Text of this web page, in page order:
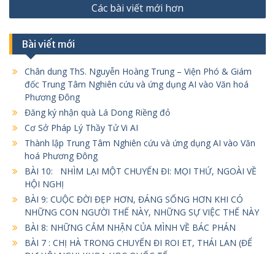
Các bài viết mới hơn
Bài viết mới
Chân dung ThS. Nguyễn Hoàng Trung – Viện Phó & Giám
đốc Trung Tâm Nghiên cứu và ứng dụng AI vào Văn hoá
Phương Đông
Đăng ký nhận quà Lá Dong Riềng đỏ
Cơ Sở Pháp Lý Thầy Tử Vi AI
Thành lập Trung Tâm Nghiên cứu và ứng dụng AI vào Văn
hoá Phương Đông
BÀI 10: NHÌM LẠI MỘT CHUYẾN ĐI: MỌI THỨ, NGOÀI VỀ
HỘI NGHỊ
BÀI 9: CUỘC ĐỜI ĐẸP HƠN, ĐÁNG SỐNG HƠN KHI CÓ
NHỮNG CON NGƯỜI THẾ NÀY, NHỮNG SỰ VIỆC THẾ NÀY
BÀI 8: NHỮNG CẢM NHẬN CỦA MÌNH VỀ BÁC PHÁN
BÀI 7 : CHỊ HÀ TRONG CHUYẾN ĐI ROI ET, THÁI LAN (ĐỂ